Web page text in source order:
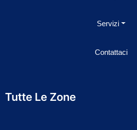
Servizi
Contattaci
Tutte Le Zone